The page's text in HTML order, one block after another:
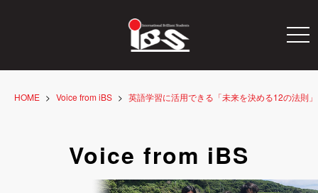
HOME Voice from iBS 英語学習に活用できる「未来を決める12の法則」
Voice from iBS